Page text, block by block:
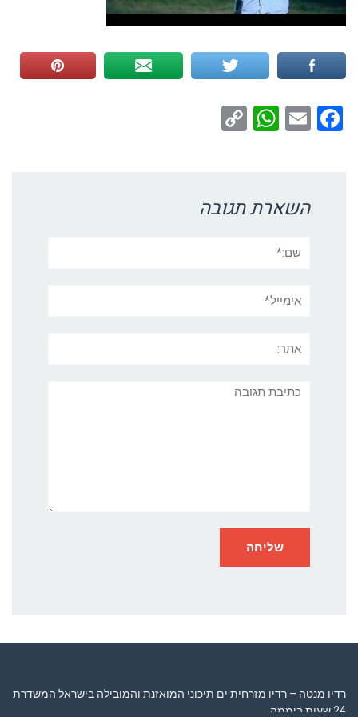
Facebook
Email
WhatsApp
השארת תגובה
תגובה
רדיו מנטה – רדיו מזרחית ים תיכוני המואזנת והמובילה בישראל המשדרת
24 שעות ביממה,